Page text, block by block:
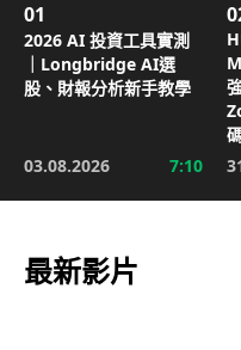
01
2026 AI 投資工具實測
｜Longbridge AI選
股、財報分析新手教學
03.08.2026 7:10
最新影片